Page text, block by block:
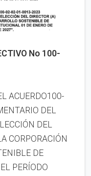
No 100-
ACUERDO100-
DEL
DEL
CORPORACIÓN
DE
PERÍODO